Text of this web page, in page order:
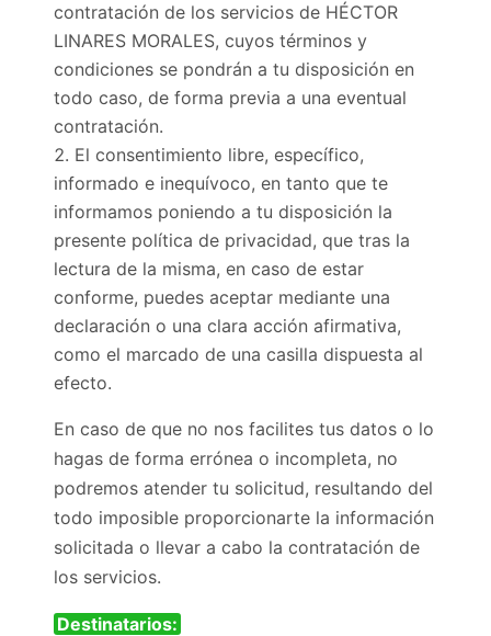
contratación de los servicios de HÉCTOR
LINARES MORALES, cuyos términos y
condiciones se pondrán a tu disposición en
todo caso, de forma previa a una eventual
contratación.
El consentimiento libre, específico,
informado e inequívoco, en tanto que te
informamos poniendo a tu disposición la
presente política de privacidad, que tras la
lectura de la misma, en caso de estar
conforme, puedes aceptar mediante una
declaración o una clara acción afirmativa,
como el marcado de una casilla dispuesta al
efecto.
En caso de que no nos facilites tus datos o lo
hagas de forma errónea o incompleta, no
podremos atender tu solicitud, resultando del
todo imposible proporcionarte la información
solicitada o llevar a cabo la contratación de
los servicios.
Destinatarios: